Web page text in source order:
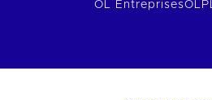
OL Entreprises